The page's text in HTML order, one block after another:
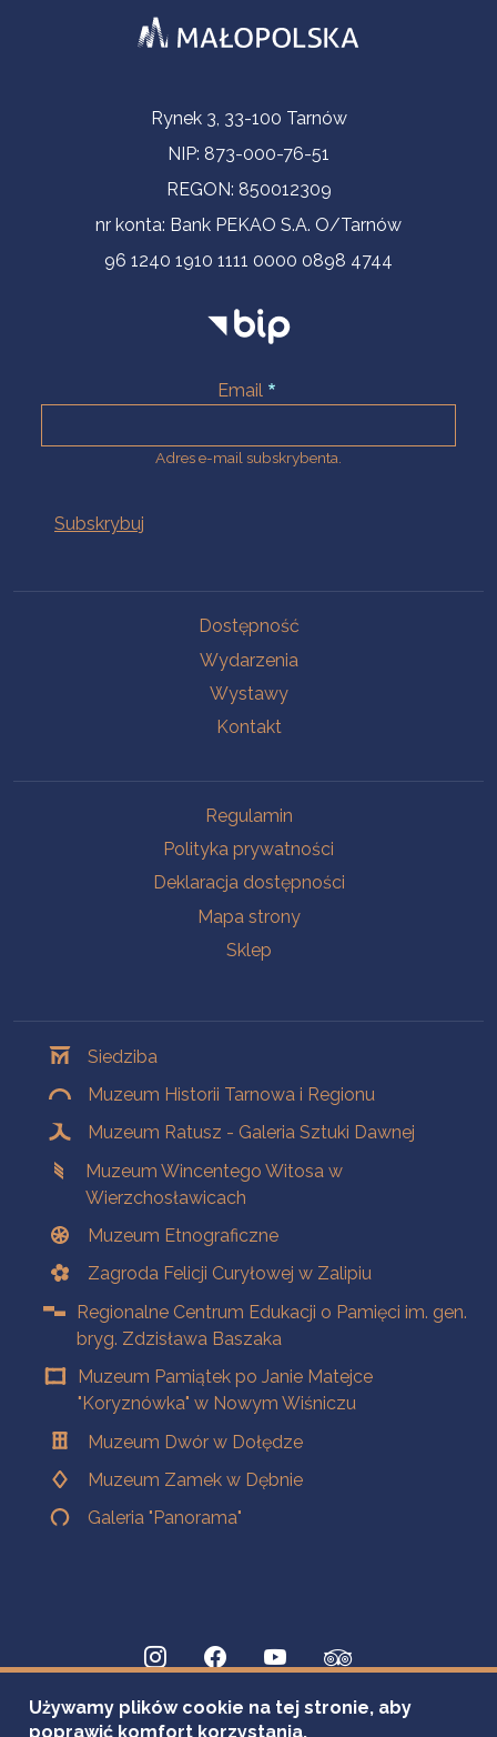
Informacje kontaktoweRynek 3, 33-100 Tarnów
NIP: 873-000-76-51
REGON: 850012309
nr konta: Bank PEKAO S.A. O/Tarnów
96 1240 1910 1111 0000 0898 4744
Email
Adres e-mail subskrybenta.
Dostępność
Wydarzenia
Wystawy
Kontakt
Regulamin
Polityka prywatności
Deklaracja dostępności
Mapa strony
Sklep
Siedziba
Muzeum Historii Tarnowa i Regionu
Muzeum Ratusz - Galeria Sztuki Dawnej
Muzeum Wincentego Witosa w
Wierzchosławicach
Muzeum Etnograficzne
Zagroda Felicji Curyłowej w Zalipiu
Regionalne Centrum Edukacji o Pamięci im. gen.
bryg. Zdzisława Baszaka
Muzeum Pamiątek po Janie Matejce
"Koryznówka" w Nowym Wiśniczu
Muzeum Dwór w Dołędze
Muzeum Zamek w Dębnie
Galeria "Panorama"
Używamy plików cookie na tej stronie, aby
poprawić komfort korzystania.